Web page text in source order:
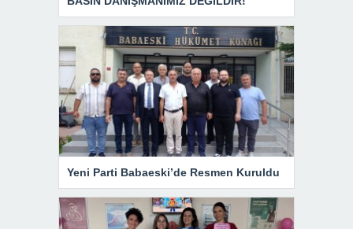
Yeni Parti Babaeski’de Resmen Kuruldu